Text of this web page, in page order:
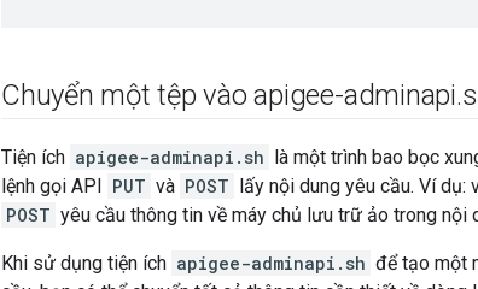
Chuyển một tệp vào apigee-adminapi.
Tiện ích apigee-adminapi.sh là một trình bao bọc
lệnh gọi API PUT và POST lấy nội dung yêu cầu. Ví
POST yêu cầu thông tin về máy chủ lưu trữ ảo trong nội
Khi sử dụng tiện ích apigee-adminapi.sh để tạo một